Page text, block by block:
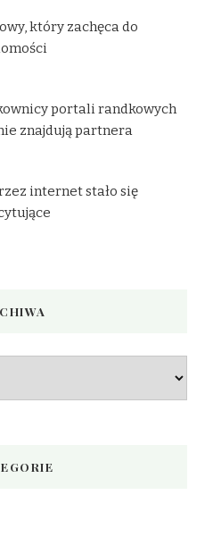
który zachęca do
portali randkowych
znajdują partnera
internet stało się